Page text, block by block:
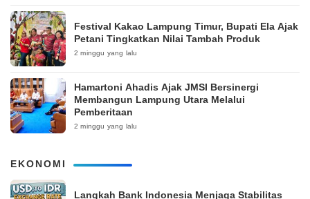
‎Festival Kakao Lampung Timur, Bupati Ela Ajak
Petani Tingkatkan Nilai Tambah Produk
2 minggu yang lalu
Hamartoni Ahadis Ajak JMSI Bersinergi
Membangun Lampung Utara Melalui
Pemberitaan
2 minggu yang lalu
EKONOMI
Langkah Bank Indonesia Menjaga Stabilitas